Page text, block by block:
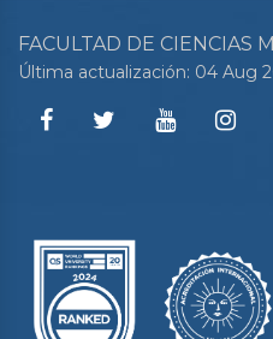
FACULTAD DE CIENCIAS
Última actualización: 04 Aug